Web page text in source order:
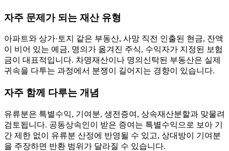
자주 문제가 되는 재산 유형
아파트와 상가·토지 같은 부동산, 사망 직전 인출된 현금, 잔액
이 비어 있는 예금, 명의가 옮겨진 주식, 수익자가 지정된 보험
금이 대표적입니다. 차명재산이나 명의신탁된 부동산은 실제
귀속을 다투는 과정에서 분쟁이 길어지는 경향이 있습니다.
자주 함께 다루는 개념
유류분은 특별수익, 기여분, 생전증여, 상속재산분할과 맞물려
검토됩니다. 공동상속인이 받은 증여는 특별수익으로 보아 기
간 제한 없이 유류분 산정에 반영될 수 있고, 상대방이 기여분
을 주장하면 반환 범위가 달라질 수 있습니다.